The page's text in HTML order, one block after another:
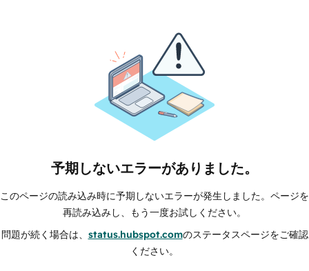
予期しないエラーがありました。
このページの読み込み時に予期しないエラーが発生しました。ページを
再読み込みし、もう一度お試しください。
問題が続く場合は、 status.hubspot.comのステータスページをご確認
ください。